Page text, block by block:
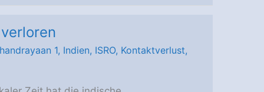
1, Indien, ISRO, Kontaktverlust,